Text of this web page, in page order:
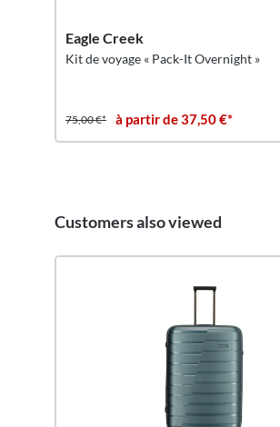
Eagle Creek
Kit de voyage « Pack-It Overnight »
75,00 €* à partir de 37,50 €*
Ignorer la galerie de produits
Customers also viewed